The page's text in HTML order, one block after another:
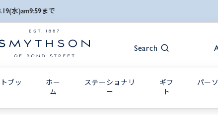
ャンペーン_8月24日(月) 10:00AMまで
Search
ブッ
ホー
ム
ステーショナリ
ー
ギフ
ト
パー